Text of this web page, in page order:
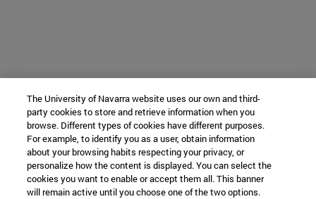
The University of Navarra website uses our own and third-
party cookies to store and retrieve information when you
browse. Different types of cookies have different purposes.
For example, to identify you as a user, obtain information
about your browsing habits respecting your privacy, or
personalize how the content is displayed. You can select the
cookies you want to enable or accept them all. This banner
will remain active until you choose one of the two options.